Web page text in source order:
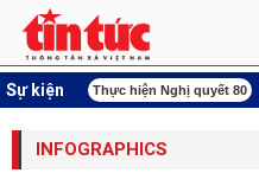
Sự kiện
công Iran Thực hiện Nghị quyết 80
INFOGRAPHICS